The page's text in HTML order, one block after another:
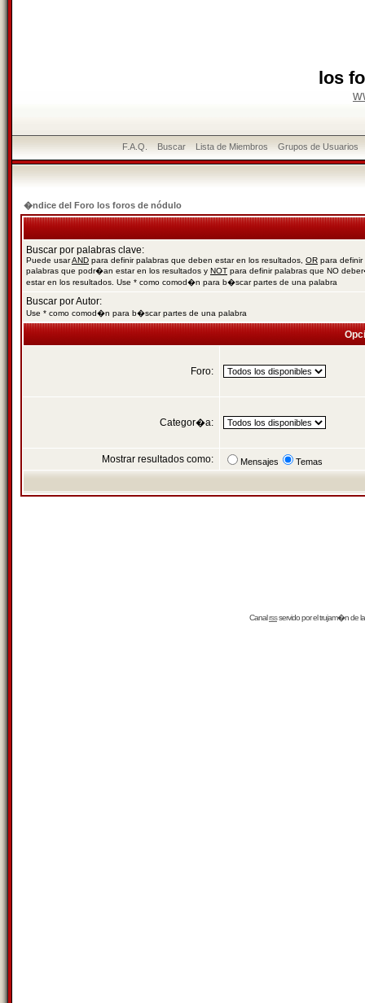
los
F.A.Q. Buscar Lista de Miembros Grupos de Usuarios
�ndice del Foro los foros de nódulo
Buscar por palabras clave:
Puede usarAND para definir palabras que deben estar en los resultados, OR para definir
palabras que podr�an estar en los resultados y NOT para definir palabras que NO
estar en los resultados. Use * como comod�n para b�scar partes de una palabra
Buscar por Autor:
Use * como comod�n para b�scar partes de una palabra
Foro:
Categor�a:
Mostrar resultados como: Mensajes Temas
Canalrssservido por eltrujam�nde